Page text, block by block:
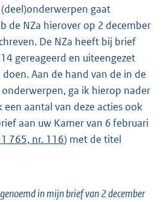
gaat
de NZa hierover op 2 december
De NZa heeft bij brief
gereageerd en uiteengezet
Aan de hand van de in de
ga ik hierop nader
een aantal van deze acties ook
aan uw Kamer van 6 februari
765, nr. 116) met de titel
in mijn brief van 2 december